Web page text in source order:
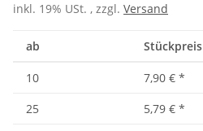
inkl. 19% USt. , zzgl. Versand
ab Stückpreis
10 7,90 € *
25
5,79 € *